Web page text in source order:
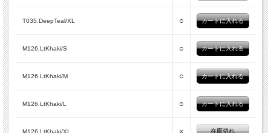
T035.DeepTeal/XL ○
M126.LtKhaki/S ○
M126.LtKhaki/M ○
M126.LtKhaki/L ○
M126.LtKhaki/XL 在庫切れ